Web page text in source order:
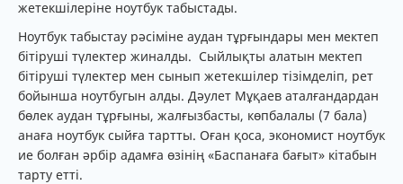
жетекшілеріне ноутбук табыс­та­ды.
Ноутбук табыстау рәсіміне аудан тұрғындары мен мектеп
бі­ті­­руші түлектер жиналды. Сый­лық­ты алатын мектеп
бітіруші түлектер мен сынып жетекшілер тізім­деліп, рет
бойынша ноут­бу­гын алды. Дәулет Мұқаев аталған­дар­дан
бөлек аудан тұрғыны, жалғызбасты, көпбалалы (7 бала)
анаға ноутбук сыйға тартты. Оған қоса, экономист ноутбук
ие бол­ған әрбір адамға өзінің «Бас­па­наға бағыт» кітабын
тарту етті.